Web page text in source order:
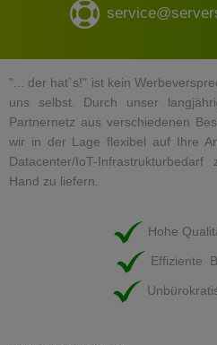
"... der hat`s!" ist kein
uns selbst. Durch unser
Partnernetz aus verschiedenen
wir in der Lage flexibel auf Ihre
Datacenter/IoT-
Hand zu liefern.
Hohe
Effiziente